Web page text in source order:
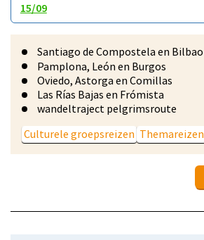
15/09
Santiago de Compostela en Bilbao
Pamplona, León en Burgos
Oviedo, Astorga en Comillas
Las Rías Bajas en Frómista
wandeltraject pelgrimsroute
Culturele groepsreizen Themareizen